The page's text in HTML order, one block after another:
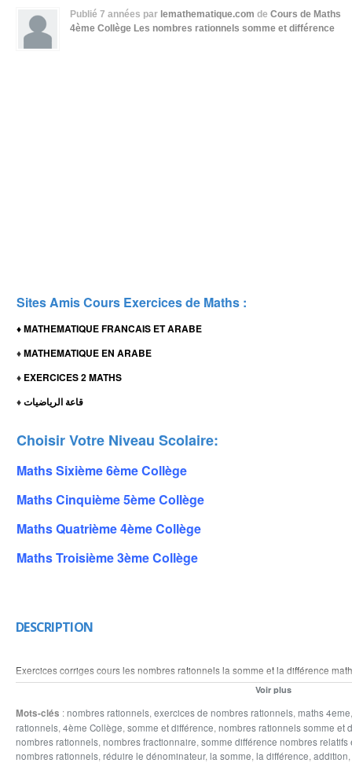
Publié 7 années par lemathematique.com de Cours de Maths
4ème Collège Les nombres rationnels somme et différence
Sites Amis Cours Exercices de Maths :
♦MATHEMATIQUE FRANCAIS ET ARABE
♦MATHEMATIQUE EN ARABE
♦ EXERCICES 2 MATHS
♦قاعة الرياضيات
Choisir Votre Niveau Scolaire:
Maths Sixième 6ème Collège
Maths Cinquième 5ème Collège
Maths Quatrième 4ème Collège
Maths Troisième 3ème Collège
DESCRIPTION
Exercices corriges cours les nombres rationnels la somme et la différence
de deux nombres rationnels calcul et simplifier plusieurs nombres rationnels
dénominateur des nombres rationnels Compléter le tableau suivant par des
Voir plus
Mots-clés :nombres rationnels, exercices de nombres rationnels, maths 4eme
rationnels, 4ème Collège, somme et différence, nombres rationnels somme et
nombres rationnels, nombres fractionnaire, somme différence nombres relatifs
nombres rationnels, réduire le dénominateur, la somme, la différence, addition,